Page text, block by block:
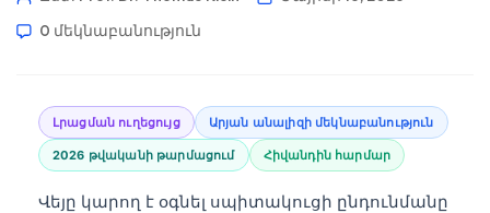
0 մեկնաբանություն
Լրացման ուղեցույց Արյան անալիզի մեկնաբանություն
2026 թվականի թարմացում Հիվանդին հարմար
Վեյը կարող է օգնել սպիտակուցի ընդունմանը